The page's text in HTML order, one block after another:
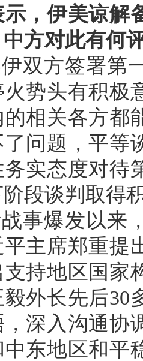
示，伊美谅解
方对此有何
双方签署第
势头有积极
相关各方都
问题，平等
实态度对待
段谈判取得
事爆发以来
主席郑重提
持地区国家
毅外长先后30
深入沟通协
东地区和平